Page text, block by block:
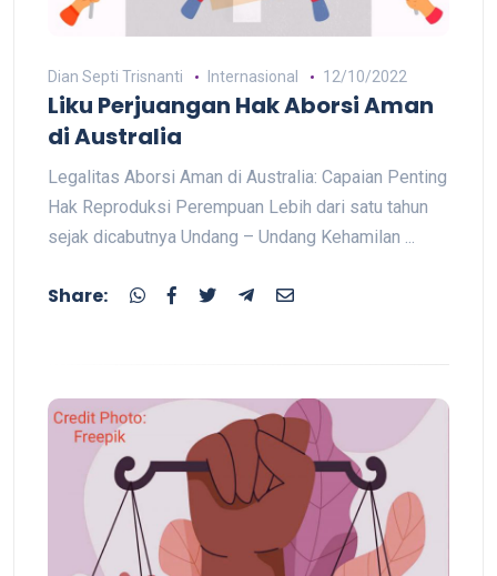
Dian Septi Trisnanti Internasional 12/10/2022
Liku Perjuangan Hak Aborsi Aman
di Australia
Legalitas Aborsi Aman di Australia: Capaian Penting
Hak Reproduksi Perempuan Lebih dari satu tahun
sejak dicabutnya Undang – Undang Kehamilan ...
Share: